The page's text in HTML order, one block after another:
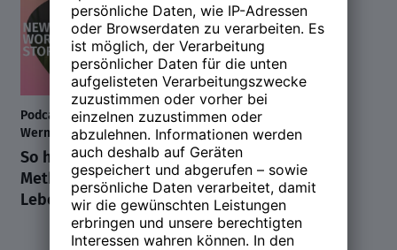
Podcast mit Saskia Felicitas
Werner / Business Coach
So hilft die Ikigai-
Methode, den Sinn im
Leben zu finden